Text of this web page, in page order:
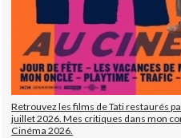
Retrouvez les films de Tati restaurés
juillet 2026. Mes critiques dans mon
Cinéma 2026.